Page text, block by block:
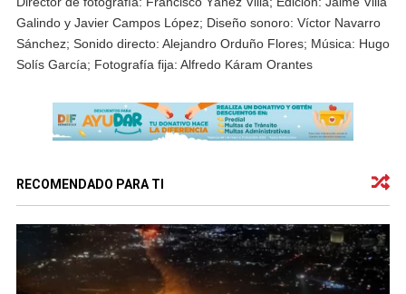
Galindo y Javier Campos López; Diseño sonoro: Víctor Navarro
Sánchez; Sonido directo: Alejandro Orduño Flores; Música: Hugo
Solís García; Fotografía fija: Alfredo Káram Orantes
RECOMENDADO PARA TI